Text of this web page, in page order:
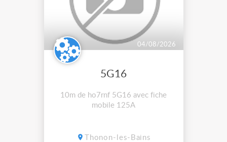
04/08/2026
5G16
10m de ho7rnf 5G16 avec fiche
mobile 125A
Thonon-les-Bains